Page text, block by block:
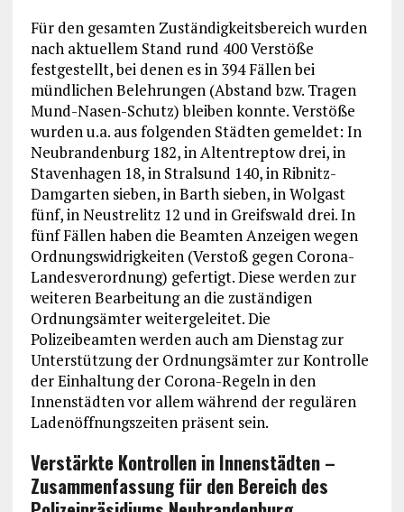
Für den gesamten Zuständigkeitsbereich wurden
nach aktuellem Stand rund 400 Verstöße
festgestellt, bei denen es in 394 Fällen bei
mündlichen Belehrungen (Abstand bzw. Tragen
Mund-Nasen-Schutz) bleiben konnte. Verstöße
wurden u.a. aus folgenden Städten gemeldet: In
Neubrandenburg 182, in Altentreptow drei, in
Stavenhagen 18, in Stralsund 140, in Ribnitz-
Damgarten sieben, in Barth sieben, in Wolgast
fünf, in Neustrelitz 12 und in Greifswald drei. In
fünf Fällen haben die Beamten Anzeigen wegen
Ordnungswidrigkeiten (Verstoß gegen Corona-
Landesverordnung) gefertigt. Diese werden zur
weiteren Bearbeitung an die zuständigen
Ordnungsämter weitergeleitet. Die
Polizeibeamten werden auch am Dienstag zur
Unterstützung der Ordnungsämter zur Kontrolle
der Einhaltung der Corona-Regeln in den
Innenstädten vor allem während der regulären
Ladenöffnungszeiten präsent sein.
Verstärkte Kontrollen in Innenstädten –
Zusammenfassung für den Bereich des